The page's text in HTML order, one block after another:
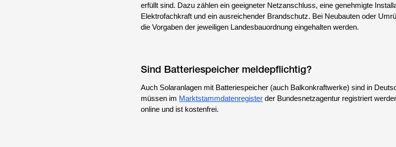
erfüllt sind. Dazu zählen ein geeigneter Netzanschluss, eine genehmigte
Elektrofachkraft und ein ausreichender Brandschutz. Bei Neubauten oder
die Vorgaben der jeweiligen Landesbauordnung eingehalten werden.
Sind Batteriespeicher meldepflichtig?
Auch Solaranlagen mit Batteriespeicher (auch Balkonkraftwerke) sind in
müssen im Marktstammdatenregisterder Bundesnetzagentur registriert
online und ist kostenfrei.